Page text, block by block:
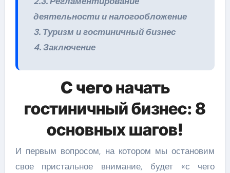
деятельности и налогообложение
3. Туризм и гостиничный бизнес
4. Заключение
С чегоначать
гостиничный бизнес: 8
основных шагов!
И первым вопросом, на котором мы остановим
свое пристальное внимание, будет «с чего